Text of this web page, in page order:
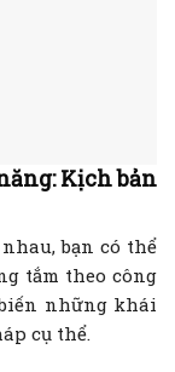
Kịch bản
bạn có thể
tắm theo công
những khái
cụ thể.